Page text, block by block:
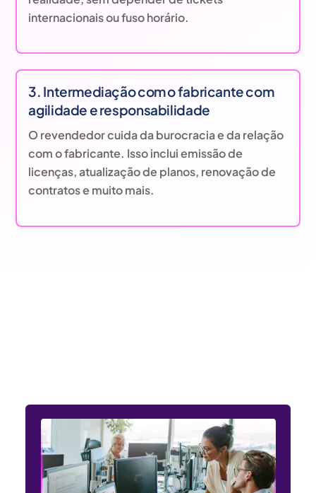
internacionais ou fuso horário.
3. Intermediação com o fabricante com
agilidade e responsabilidade
O revendedor cuida da burocracia e da relação
com o fabricante. Isso inclui emissão de
licenças, atualização de planos, renovação de
contratos e muito mais.